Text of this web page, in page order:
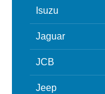
Isuzu
Jaguar
JCB
Jeep